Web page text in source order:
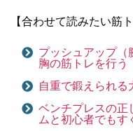
【合わせて読みたい筋
プッシュアップ（
胸の筋トレを行う
自重で鍛えられる
ベンチプレスの正
ムと初心者でもす